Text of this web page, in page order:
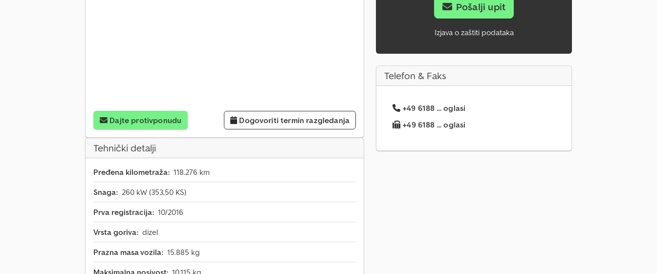
Dajte protivponudu Dogovoriti termin razgledanja
Tehnički detalji
Pređena kilometraža: 118.276 km
Snaga: 260 kW (353,50 KS)
Prva registracija: 10/2016
Vrsta goriva: dizel
Prazna masa vozila: 15.885 kg
Pošalji upit
Izjava o zaštiti podataka
Telefon & Faks
+49 6188 ... oglasi
+49 6188 ... oglasi